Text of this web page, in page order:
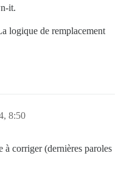
it.
logique de remplacement
8:50
à corriger (dernières paroles